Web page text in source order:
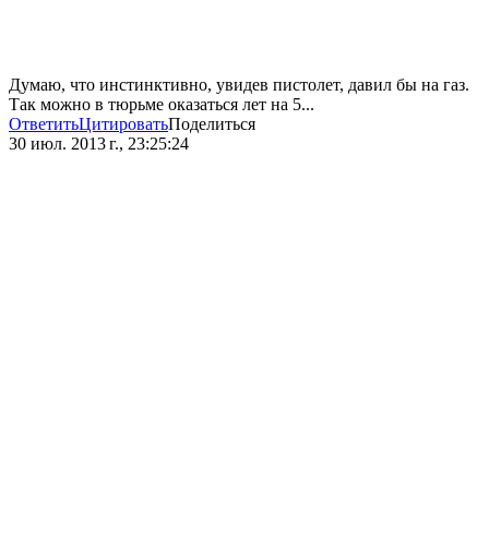
Думаю, что инстинктивно, увидев пистолет, давил бы на газ.
Так можно в тюрьме оказаться лет на 5...
ОтветитьЦитироватьПоделиться
30 июл. 2013 г., 23:25:24